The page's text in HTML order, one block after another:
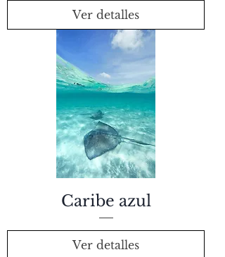
Ver detalles
Caribe azul
Ver detalles